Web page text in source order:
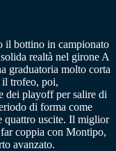
il bottino in campionato
realtà nel girone A
graduatoria molto corta
il trofeo, poi,
dei playoff per salire di
di forma come
quattro uscite. Il miglior
coppia con Montipo,
avanzato.